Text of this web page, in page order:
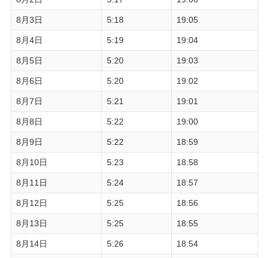
8月3日 5:18 19:05
8月4日 5:19 19:04
8月5日 5:20 19:03
8月6日 5:20 19:02
8月7日 5:21 19:01
8月8日 5:22 19:00
8月9日 5:22 18:59
8月10日 5:23 18:58
8月11日 5:24 18:57
8月12日 5:25 18:56
8月13日 5:25 18:55
8月14日 5:26 18:54